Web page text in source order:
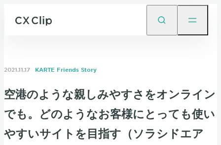
2021.11.17 KARTE Friends Story
空港のような親しみやすさをオンライン
でも。どのようなお客様にとっても使い
やすいサイトを目指す（ソラシドエア